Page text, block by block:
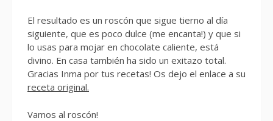
El resultado es un roscón que sigue tierno al día
siguiente, que es poco dulce (me encanta!) y que si
lo usas para mojar en chocolate caliente, está
divino. En casa también ha sido un exitazo total.
Gracias Inma por tus recetas! Os dejo el enlace a su
receta original.
Vamos al roscón!